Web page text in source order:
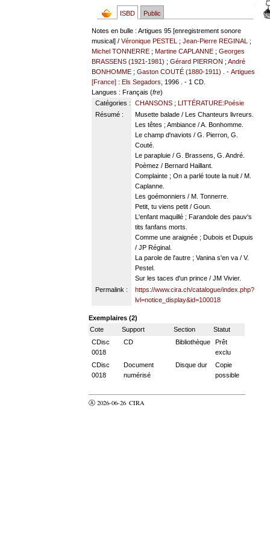
ISBD Public
Notes en bulle : Artigues 95 [enregistrement sonore
musical] /Véronique PESTEL ;Jean-Pierre REGINAL
;
Michel TONNERRE ;Martine CAPLANNE ;Georges
BRASSENS (1921-1981) ;Gérard PIERRON ;André
BONHOMME ;Gaston COUTÉ (1880-1911) . -Artigues
[France] : Els Segadors
, 1996 . - 1 CD.
Langues : Français (fre)
Catégories :
CHANSONS; LITTÉRATURE:Poésie
Résumé :
Musette balade / Les Chanteurs livreurs.
Les têtes ; Ambiance / A. Bonhomme.
Le champ d'naviots / G. Pierron, G.
Couté.
Le parapluie / G. Brassens, G. André.
Poèmez / Bernard Haillant.
Complainte ; On a parlé toute la nuit / M.
Caplanne.
Les goémonniers / M. Tonnerre.
Petit, tu viens petit / Goun.
L'enfant maquillé ; Farandole des pauv's
tits fanfans morts.
Comme une araignée ; Dubois et Dupuis
/ JP Réginal.
La parole de l'autre ; Vanina s'en va / V.
Pestel.
Sur les taces d'un prince / JM Vivier.
Permalink :
https://www.cira.ch/catalogue/index.php?
lvl=notice_display&id=100018
Exemplaires (2)
Cote
Support Section
Statut
CDisc
0018
CD Bibliothèque
Prêt
exclu
CDisc
0018
Document
numérisé
Disque dur
Copie
possible
Ⓐ 2026-06-26 CIRA